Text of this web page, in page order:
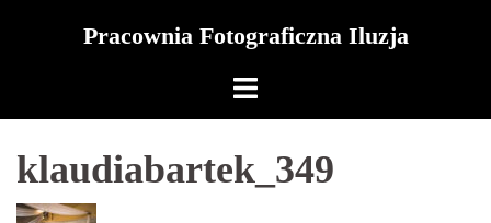
Pracownia Fotograficzna Iluzja
klaudiabartek_349